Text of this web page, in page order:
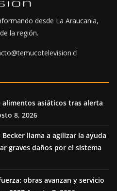
desde La Araucania,
la región.
alimentos asiáticos tras alerta
8, 2026
llama a agilizar la ayuda
graves daños por el sistema
obras avanzan y servicio